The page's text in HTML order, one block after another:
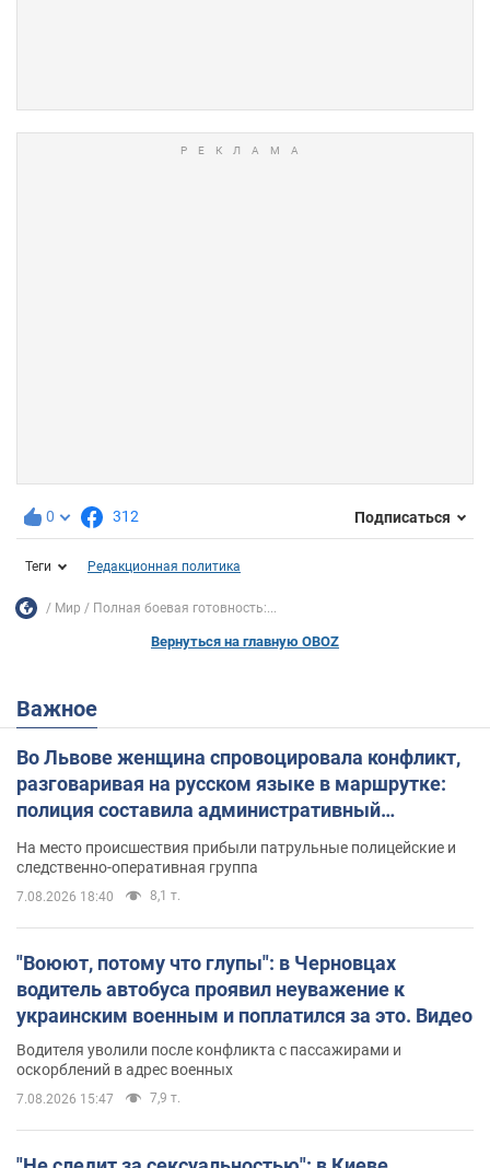
0 312 Подписаться
Теги Редакционная политика
Мир Полная боевая готовность:...
Вернуться на главную OBOZ
Важное
Во Львове женщина спровоцировала конфликт,
разговаривая на русском языке в маршрутке:
полиция составила административный
протокол. Видео
На место происшествия прибыли патрульные полицейские и
следственно-оперативная группа
7.08.2026 18:40 8,1 т.
"Воюют, потому что глупы": в Черновцах
водитель автобуса проявил неуважение к
украинским военным и поплатился за это. Видео
Водителя уволили после конфликта с пассажирами и
оскорблений в адрес военных
7.08.2026 15:47 7,9 т.